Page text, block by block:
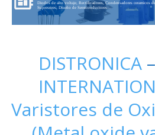
Diodos de alto voltaje, Rectificadores, Condensadores ceramicos
Supresores, Diseño de Semiconductores...
DISTRONICA –
Varistores de